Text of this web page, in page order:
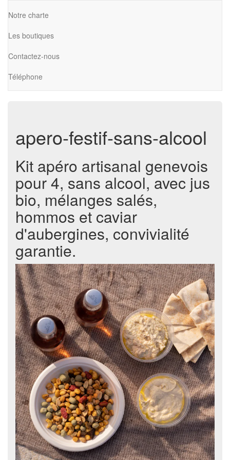
Notre charte
Les boutiques
Contactez-nous
Téléphone
apero-festif-sans-alcool
Kit apéro artisanal genevois
pour 4, sans alcool, avec jus
bio, mélanges salés,
hommos et caviar
d'aubergines, convivialité
garantie.